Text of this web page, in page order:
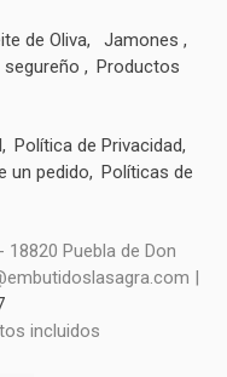
de Oliva
Jamones
Productos
Política de Privacidad
un pedido
Políticas de
Puebla de Don
|
incluidos